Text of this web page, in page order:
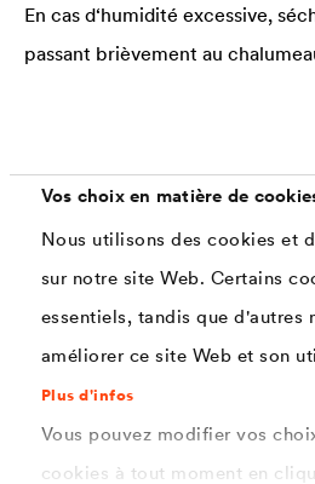
Vos choix en matière de
Nous utilisons des cookies et
sur notre site Web. Certains
essentiels, tandis que d'autres
améliorer ce site Web et son
Plus d'infos
Vous pouvez modifier vos
cookies à tout moment en
En cas d‘humidité excessive,
passant brièvement au
d’étanchéité.
Appliquer le primer et laisser
minimum. La quantité de primer
varient de 0,2 à 0,3 kg/m², en
et de la température du support.